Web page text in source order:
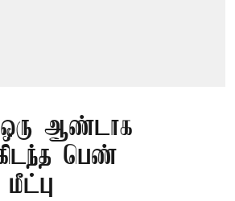
ஒரு ஆண்டாக
பெண்
மீட்பு